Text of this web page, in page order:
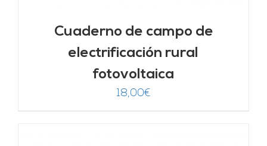
Cuaderno de campo de
electrificación rural
fotovoltaica
18,00€